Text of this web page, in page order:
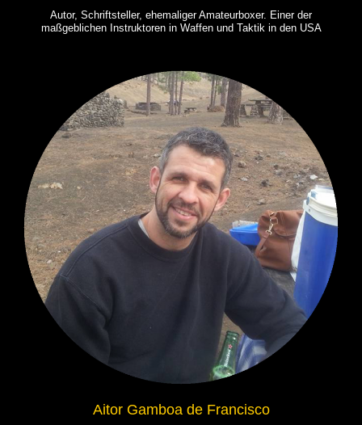
Autor, Schriftsteller, ehemaliger Amateurboxer. Einer der
maßgeblichen Instruktoren in Waffen und Taktik in den USA
Aitor Gamboa de Francisco